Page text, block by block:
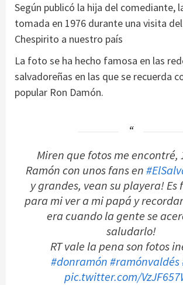
Según publicó la hija del comediante,
tomada en 1976 durante una visita
Chespirito a nuestro país
La foto se ha hecho famosa en las
salvadoreñas en las que se recuerda
popular Ron Damón.
Miren que fotos me encontré,
Ramón con unos fans en
y grandes, vean su playera! Es
para mi ver a mi papá y
era cuando la gente se
saludarlo!
RT vale la pena son fotos
#donramón#ramónvaldés
pic.twitter.com/